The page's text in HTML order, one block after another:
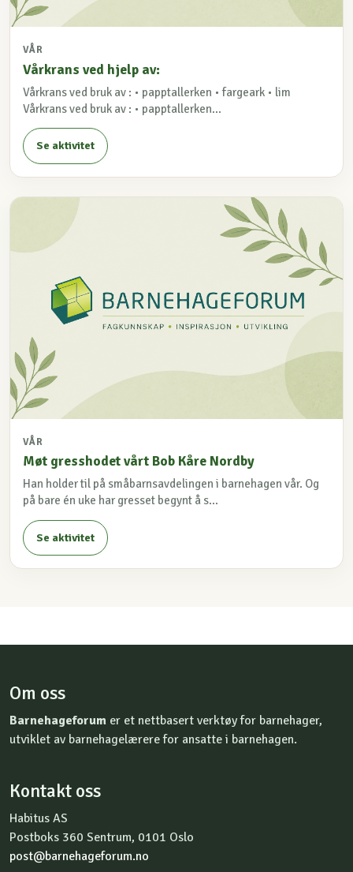
VÅR
Vårkrans ved hjelp av:
Vårkrans ved bruk av : • papptallerken • fargeark • lim
Vårkrans ved bruk av : • papptallerken...
Se aktivitet
VÅR
Møt gresshodet vårt Bob Kåre Nordby
Han holder til på småbarnsavdelingen i barnehagen vår. Og
på bare én uke har gresset begynt å s...
Se aktivitet
Om oss
Barnehageforum er et nettbasert verktøy for barnehager,
utviklet av barnehagelærere for ansatte i barnehagen.
Kontakt oss
Habitus AS
Postboks 360 Sentrum, 0101 Oslo
post@barnehageforum.no